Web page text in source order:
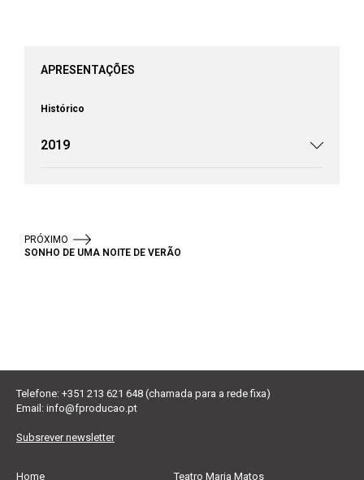
APRESENTAÇÕES
Histórico
2019
PRÓXIMO
SONHO DE UMA NOITE DE VERÃO
Telefone: +351 213 621 648 (chamada para a rede fixa)
Email: info@fproducao.pt
Subsrever newsletter
Home Teatro Maria Matos